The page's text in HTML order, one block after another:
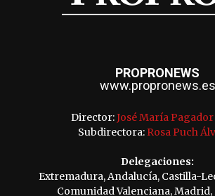
PROPRONEWS
www.propronews.es
Director:José María
Subdirectora: Rosa Puch
Delegaciones:
Extremadura, Andalucía, Castilla-
Comunidad Valenciana,